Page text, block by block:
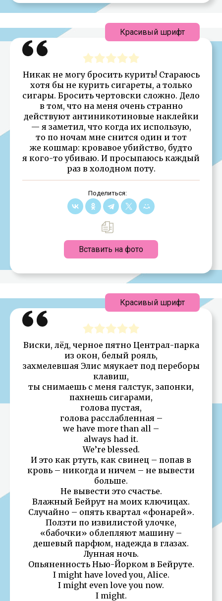
Никак не могу бросить курить! Стараюсь
хотя бы не курить сигареты, а только
сигары. Бросить чертовски сложно. Дело
в том, что на меня очень странно
действуют антиникотиновые наклейки
— я заметил, что когда их использую,
то по ночам мне снится один и тот
же кошмар: кровавое убийство, будто
я кого-то убиваю. И просыпаюсь каждый
раз в холодном поту.
Поделиться:
Вставить на фото
Красивый шрифт
Виски, лёд, черное пятно Централ-парка
из окон, белый рояль,
захмелевшая Элис мяукает под переборы
клавиш,
ты снимаешь с меня галстук, запонки,
пахнешь сигарами,
голова пустая,
голова расслабленная –
we have more than all –
always had it.
We’re blessed.
И это как ртуть, как свинец – попав в
кровь – никогда и ничем – не вывести
больше.
Не вывести это счастье.
Влажный Бейрут на моих ключицах.
Случайно – опять квартал «фонарей».
Ползти по извилистой улочке,
«бабочки» облепляют машину –
дешевый парфюм, надежда в глазах.
Лунная ночь.
Опьяненность Нью-Йорком в Бейруте.
I might have loved you, Alice.
I might even love you now.
I might.
Красивый шрифт